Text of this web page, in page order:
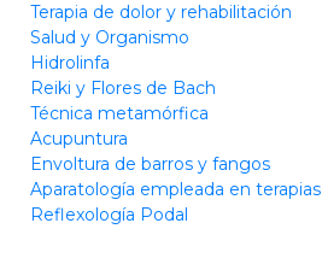
Terapia de dolor y rehabilitación
Salud y Organismo
Hidrolinfa
Reiki y Flores de Bach
Técnica metamórfica
Acupuntura
Envoltura de barros y fangos
Aparatología empleada en terapias
Reflexología Podal